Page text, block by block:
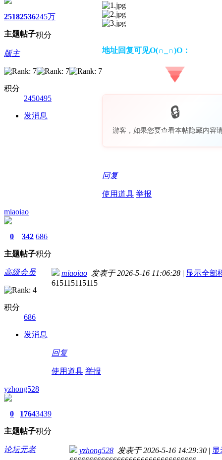
2518
主题
2536
帖子
245万
积分
版主
积分
2450495
发消息
地址回复可见O(∩_∩)O：
游客，如果您要查看本帖隐藏内容
回复
使用道具 举报
miaoiao
0
主题
342
帖子
686
积分
高级会员
积分
686
发消息
miaoiao 发表于 2026-5-16 11:06:28 | 显示全部
615115115115
回复
使用道具 举报
yzhong528
0
主题
1764
帖子
3439
积分
论坛元老 yzhong528 发表于 2026-5-16 14:29:30 |